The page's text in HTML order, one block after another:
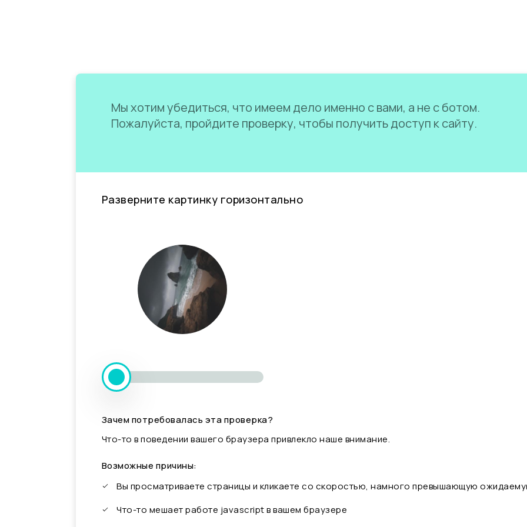
Мы хотим убедиться, что имеем дело именно с вами, а не с ботом.
Пожалуйста, пройдите проверку, чтобы получить доступ к сайту.
Разверните картинку горизонтально
Зачем потребовалась эта проверка?
Что-то в поведении вашего браузера привлекло наше внимание.
Возможные причины:
Вы просматриваете страницы и кликаете со скоростью, намного превышающую
Что-то мешает работе javascript в вашем браузере